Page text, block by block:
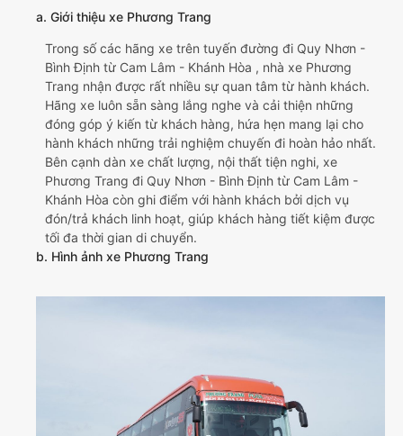
a. Giới thiệu xe Phương Trang
Trong số các hãng xe trên tuyến đường đi Quy Nhơn -
Bình Định từ Cam Lâm - Khánh Hòa , nhà xe Phương
Trang nhận được rất nhiều sự quan tâm từ hành khách.
Hãng xe luôn sẵn sàng lắng nghe và cải thiện những
đóng góp ý kiến từ khách hàng, hứa hẹn mang lại cho
hành khách những trải nghiệm chuyến đi hoàn hảo nhất.
Bên cạnh dàn xe chất lượng, nội thất tiện nghi, xe
Phương Trang đi Quy Nhơn - Bình Định từ Cam Lâm -
Khánh Hòa còn ghi điểm với hành khách bởi dịch vụ
đón/trả khách linh hoạt, giúp khách hàng tiết kiệm được
tối đa thời gian di chuyển.
b. Hình ảnh xe Phương Trang